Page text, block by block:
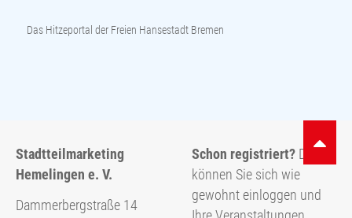
Das Hitzeportal der Freien Hansestadt Bremen
Stadtteilmarketing
Hemelingen e. V.
Dammerbergstraße 14
Schon registriert? Dann
können Sie sich wie
gewohnt einloggen und